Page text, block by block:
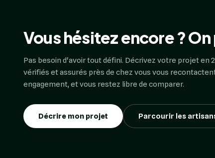
Vous hésitez encore ?
Pas besoin d'avoir tout défini. Décrivez votre projet en
vérifiés et assurés près de chez vous vous
engagement, et vous restez libre de comparer.
Décrire mon projet Parcourir les